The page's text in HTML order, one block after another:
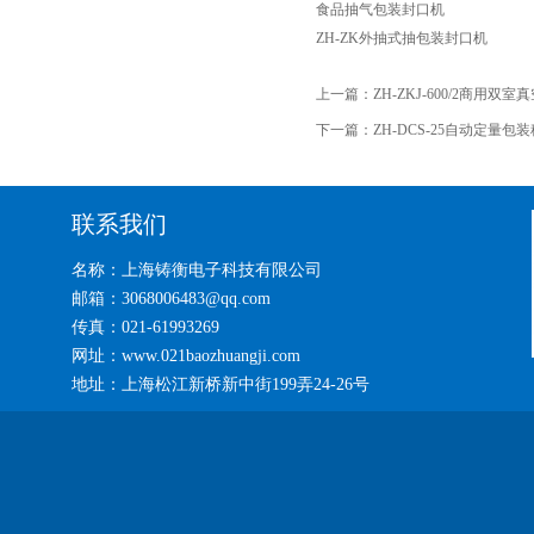
食品抽气包装封口机
ZH-ZK外抽式抽包装封口机
上一篇： ZH-ZKJ-600/2商用双室
下一篇： ZH-DCS-25自动定量包装
联系我们
名称：上海铸衡电子科技有限公司
邮箱：3068006483@qq.com
传真：021-61993269
网址：www.021baozhuangji.com
地址：上海松江新桥新中街199弄24-26号